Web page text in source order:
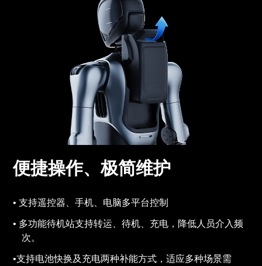
便捷操作、极简维护
支持遥控器、手机、电脑多平台控制
多功能待机站支持转运、待机、充电，降低人员介入频
次。
支持电池快换及充电两种补能方式，适应多种场景需